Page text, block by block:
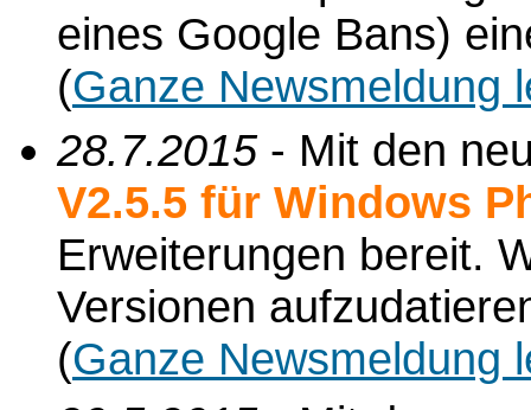
eines Google Bans)
(Ganze Newsmeldung
28.7.2015- Mit den
V2.5.5 für Windows
Erweiterungen bereit.
Versionen
(Ganze Newsmeldung